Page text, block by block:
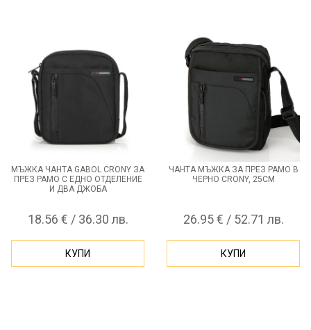
МЪЖКА ЧАНТА GABOL CRONY ЗА
ПРЕЗ РАМО С ЕДНО ОТДЕЛЕНИЕ
И ДВА ДЖОБА
18.56 € / 36.30 лв.
КУПИ
ЧАНТА МЪЖКА ЗА ПРЕЗ РАМО В
ЧЕРНО CRONY, 25СМ
26.95 € / 52.71 лв.
КУПИ